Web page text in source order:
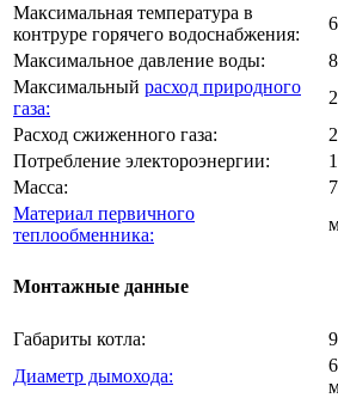
Максимальная температура в
контруре горячего водоснабжения:
Максимальное давление воды:
Максимальный расход природного
газа:
Расход сжиженного газа:
Потребление электороэнергии:
Масса:
Материал первичного
теплообменника:
Монтажные данные
Габариты котла:
Диаметр дымохода: